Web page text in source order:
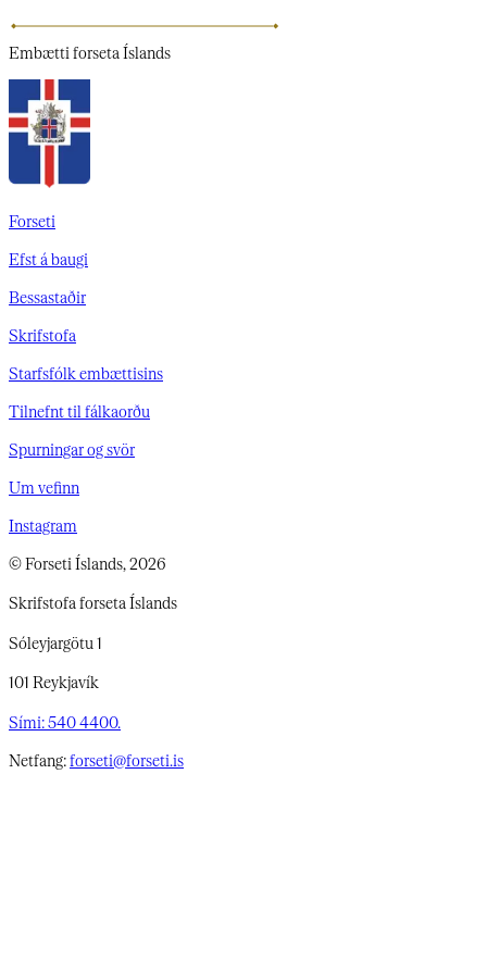
Embætti forseta Íslands
Forseti
Efst á baugi
Bessastaðir
Skrifstofa
Starfsfólk embættisins
Tilnefnt til fálkaorðu
Spurningar og svör
Um vefinn
Instagram
© Forseti Íslands, 2026
Skrifstofa forseta Íslands
Sóleyjargötu 1
101 Reykjavík
Sími: 540 4400.
Netfang:forseti@forseti.is